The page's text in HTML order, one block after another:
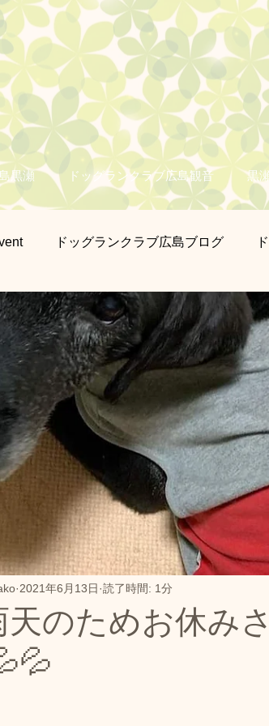
黒瀬 ドッグランクラブ広島観音 黒
ドッグランクラブ広島ブログ
さん撮影 営業日のお知らせ 迷子
き 本日のご報告 おやつ販売
ドッグプール 営業時間変更のお知らせ
ノーズワーク｜飼い主とわんちゃん
ド販売 カフェ情報 ドッグランク
ル ドッグランクラブ広島黒瀬スケジ
天のためお休み
2021年6月13日 読了時間: 1分